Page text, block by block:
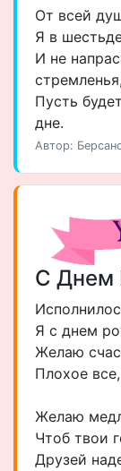
От всей
Я в
И не
стремленья,
Пусть
дне.
Автор:
С Днем
Я с днем
Желаю
Плохое
Желаю
Чтоб твои
Друзей